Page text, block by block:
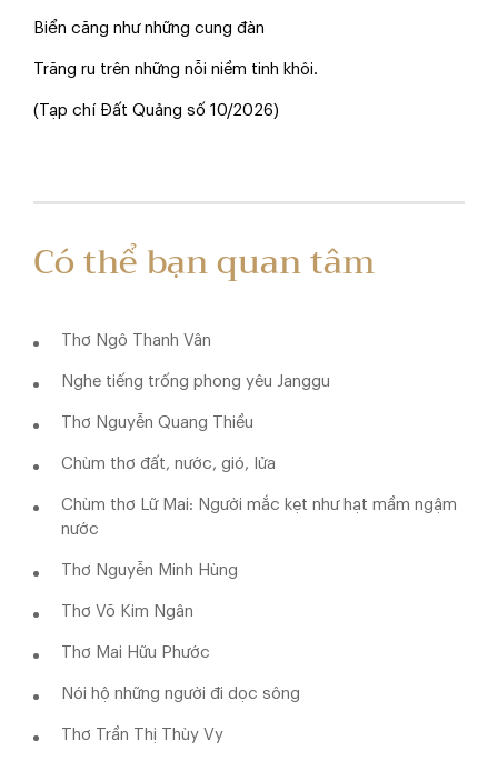
Biển căng như những cung đàn
Trăng ru trên những nỗi niềm tinh khôi.
(Tạp chí Đất Quảng số 10/2026)
Có thể bạn quan tâm
Thơ Ngô Thanh Vân
Nghe tiếng trống phong yêu Janggu
Thơ Nguyễn Quang Thiều
Chùm thơ đất, nước, gió, lửa
Chùm thơ Lữ Mai: Người mắc kẹt như hạt mầm ngậm
nước
Thơ Nguyễn Minh Hùng
Thơ Võ Kim Ngân
Thơ Mai Hữu Phước
Nói hộ những người đi dọc sông
Thơ Trần Thị Thùy Vy